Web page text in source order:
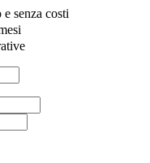
senza costi